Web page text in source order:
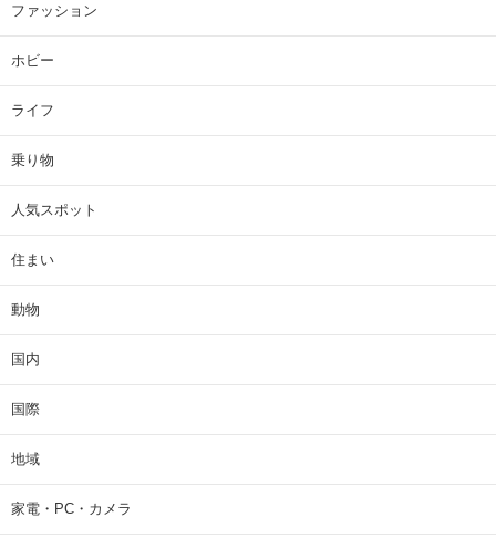
ファッション
ホビー
ライフ
乗り物
人気スポット
住まい
動物
国内
国際
地域
家電・PC・カメラ